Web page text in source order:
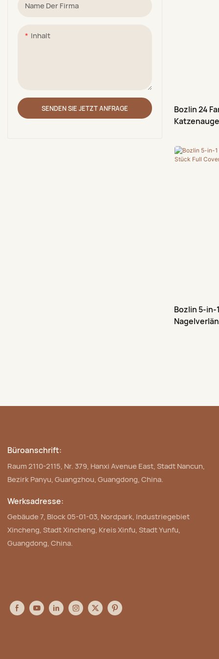
3D-Modelliergel
Glitzernde Schlammpalette
Name Der Firma
Inhalt
SENDEN SIE JETZT ANFRAGE
Bozlin 24
Bozlin 5-in-
Büroanschrift:
Raum 2110-2115, Nr. 379, Hanxi Avenue East, Stadt Nancun,
Bezirk Panyu, Guangzhou, Guangdong, China.
Werksadresse:
Gebäude 7, Block 05-01-03, Nordpark, Industriegebiet
Xincheng, Stadt Xincheng, Kreis Xinfu, Stadt Yunfu,
Guangdong, China.